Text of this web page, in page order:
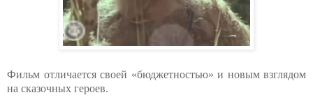
Фильм отличается своей «бюджетностью» и новым взглядом
на сказочных героев.